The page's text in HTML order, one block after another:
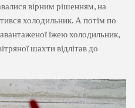
вірним рішенням, на
холодильник. А потім по
їжею холодильник,
шахти відлітав до